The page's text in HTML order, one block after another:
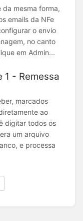
da mesma forma,
emails da NFe
o envio
no canto
em Admin...
- Remessa
marcados
ao
digitar todos os
um arquivo
e processa